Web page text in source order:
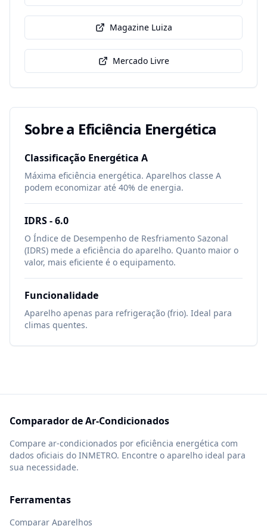
Magazine Luiza
Mercado Livre
Sobre a Eficiência Energética
Classificação Energética A
Máxima eficiência energética. Aparelhos classe A
podem economizar até 40% de energia.
IDRS -6.0
O Índice de Desempenho de Resfriamento Sazonal
(IDRS) mede a eficiência do aparelho. Quanto maior o
valor, mais eficiente é o equipamento.
Funcionalidade
Aparelho apenas para refrigeração (frio). Ideal para
climas quentes.
Comparador de Ar-Condicionados
Compare ar-condicionados por eficiência energética com
dados oficiais do INMETRO. Encontre o aparelho ideal para
sua necessidade.
Ferramentas
Comparar Aparelhos